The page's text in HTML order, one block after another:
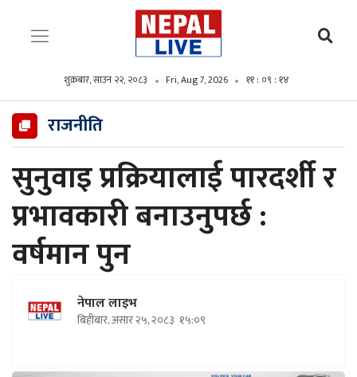
शुक्रबार, साउन २२, २०८३ Fri, Aug 7, 2026 ११ : ०९ : १५
राजनीति
सुनुवाइ प्रक्रियालाई पारदर्शी र
प्रभावकारी बनाउनुपर्छ :
वर्षमान पुन
नेपाल लाइभ
बिहीबार, असार २५, २०८३ १५:०९